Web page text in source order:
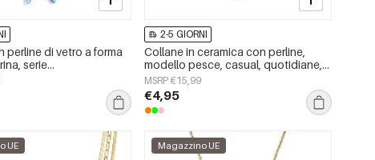
perline di vetro a forma
serie
Spiaggia
gioielli da donna.
2-5 GIORNI
Collane in ceramica con perline,
modello pesce, casual, quotidiane,
romantiche, gioielli da donna
MSRP €15,99
€4,95
UE Magazzino UE